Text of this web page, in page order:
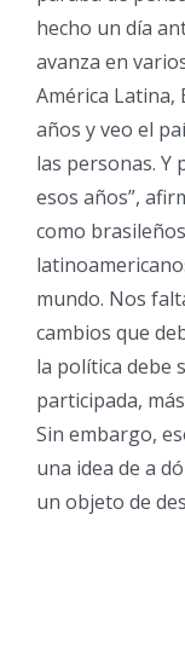
hecho un día
avanza en
América Latina,
años y veo el
las personas. Y
esos años”,
como
mundo. Nos
cambios que
la política debe
participada,
Sin embargo,
una idea de a
un objeto de